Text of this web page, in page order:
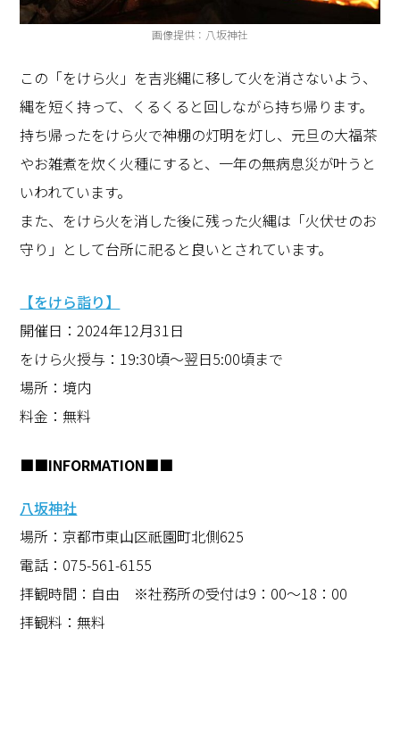
画像提供：八坂神社
この「をけら火」を吉兆縄に移して火を消さないよう、
縄を短く持って、くるくると回しながら持ち帰ります。
持ち帰ったをけら火で神棚の灯明を灯し、元旦の大福茶
やお雑煮を炊く火種にすると、一年の無病息災が叶うと
いわれています。
また、をけら火を消した後に残った火縄は「火伏せのお
守り」として台所に祀ると良いとされています。
【をけら詣り】
開催日：2024年12月31日
をけら火授与：19:30頃〜翌日5:00頃まで
場所：境内
料金：無料
■■INFORMATION■■
八坂神社
場所：京都市東山区祇園町北側625
電話：075-561-6155
拝観時間：自由 ※社務所の受付は9：00～18：00
拝観料：無料